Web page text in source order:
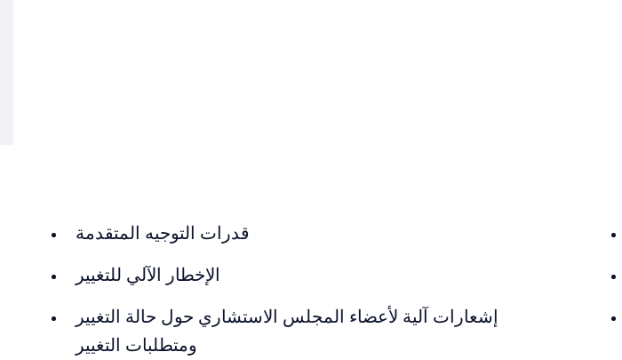
قدرات التوجيه المتقدمة
الإخطار الآلي للتغيير
إشعارات آلية لأعضاء المجلس الاستشاري حول حالة التغيير
ومتطلبات التغيير